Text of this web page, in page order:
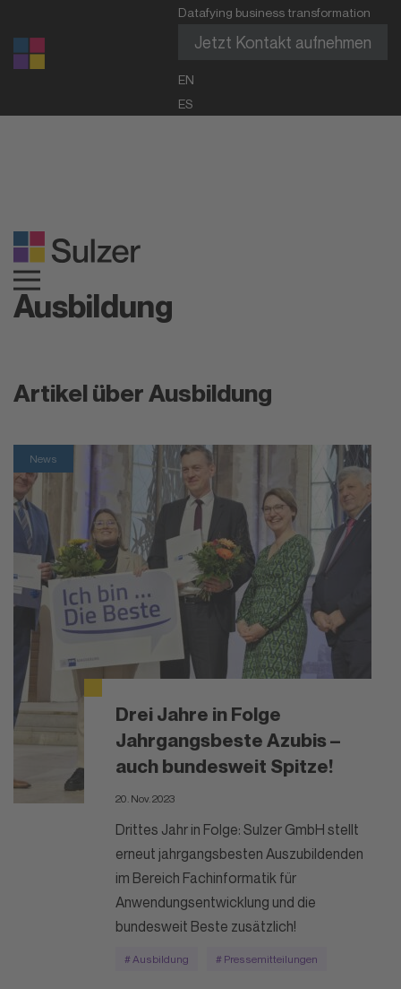
Datafying business transformation
Jetzt Kontakt aufnehmen
EN
ES
Ausbildung
Artikel über Ausbildung
News
Drei Jahre in Folge
Jahrgangsbeste Azubis –
auch bundesweit Spitze!
20. Nov. 2023
Drittes Jahr in Folge: Sulzer GmbH stellt
erneut jahrgangsbesten Auszubildenden
im Bereich Fachinformatik für
Anwendungsentwicklung und die
bundesweit Beste zusätzlich!
# Ausbildung # Pressemitteilungen